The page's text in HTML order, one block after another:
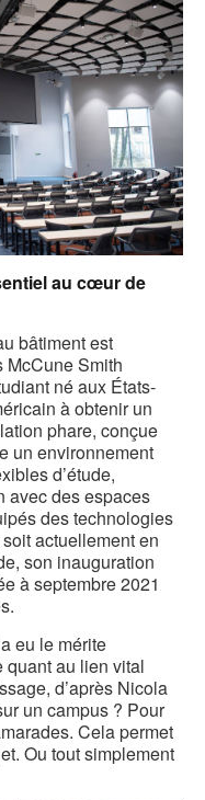
au cœur de
bâtiment est
McCune Smith
né aux États-
à obtenir un
phare, conçue
un environnement
d’étude,
avec des espaces
des technologies
actuellement en
son inauguration
à septembre 2021
eu le mérite
quant au lien vital
d’après Nicola
un campus ? Pour
Cela permet
Ou tout simplement